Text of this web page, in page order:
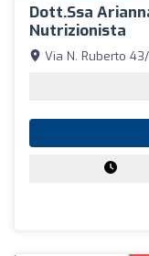
Dott.ssa
Nutrizionista
Via N. Ruberto